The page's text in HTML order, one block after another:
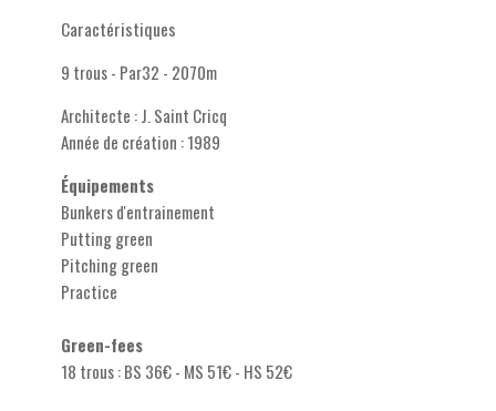
Caractéristiques
9 trous - Par32 - 2070m
Architecte : J. Saint Cricq
Année de création : 1989
Équipements
Bunkers d'entrainement
Putting green
Pitching green
Practice
Green-fees
18 trous : BS 36€ - MS 51€ - HS 52€